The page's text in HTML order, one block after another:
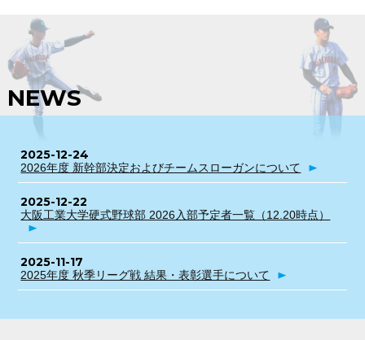
NEWS
2025-12-24
2026年度 新幹部決定およびチームスローガンについて
2025-12-22
大阪工業大学硬式野球部 2026入部予定者一覧（12.20時点）
2025-11-17
2025年度 秋季リーグ戦 結果・表彰選手について